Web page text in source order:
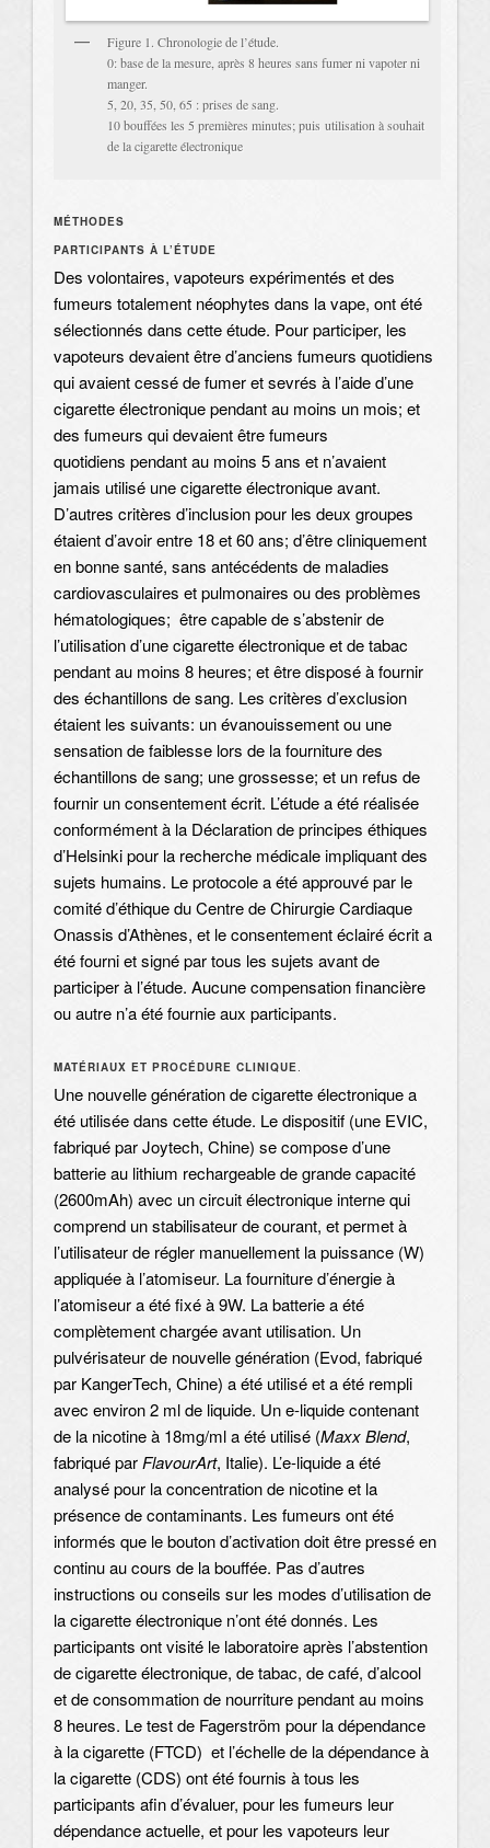
Figure 1. Chronologie de l’étude.
0: base de la mesure, après 8 heures sans fumer ni vapoter ni
manger.
5, 20, 35, 50, 65 : prises de sang.
10 bouffées les 5 premières minutes; puis utilisation à souhait
de la cigarette électronique
MÉTHODES
PARTICIPANTS À L’ÉTUDE
Des volontaires, vapoteurs expérimentés et des
fumeurs totalement néophytes dans la vape, ont été
sélectionnés dans cette étude. Pour participer, les
vapoteurs devaient être d’anciens fumeurs quotidiens
qui avaient cessé de fumer et sevrés à l’aide d’une
cigarette électronique pendant au moins un mois; et
des fumeurs qui devaient être fumeurs
quotidiens pendant au moins 5 ans et n’avaient
jamais utilisé une cigarette électronique avant.
D’autres critères d’inclusion pour les deux groupes
étaient d’avoir entre 18 et 60 ans; d’être cliniquement
en bonne santé, sans antécédents de maladies
cardiovasculaires et pulmonaires ou des problèmes
hématologiques; être capable de s’abstenir de
l’utilisation d’une cigarette électronique et de tabac
pendant au moins 8 heures; et être disposé à fournir
des échantillons de sang. Les critères d’exclusion
étaient les suivants: un évanouissement ou une
sensation de faiblesse lors de la fourniture des
échantillons de sang; une grossesse; et un refus de
fournir un consentement écrit. L’étude a été réalisée
conformément à la Déclaration de principes éthiques
d’Helsinki pour la recherche médicale impliquant des
sujets humains. Le protocole a été approuvé par le
comité d’éthique du Centre de Chirurgie Cardiaque
Onassis d’Athènes, et le consentement éclairé écrit a
été fourni et signé par tous les sujets avant de
participer à l’étude. Aucune compensation financière
ou autre n’a été fournie aux participants.
MATÉRIAUX ET PROCÉDURE CLINIQUE.
Une nouvelle génération de cigarette électronique a
été utilisée dans cette étude. Le dispositif (une EVIC,
fabriqué par Joytech, Chine) se compose d’une
batterie au lithium rechargeable de grande capacité
(2600mAh) avec un circuit électronique interne qui
comprend un stabilisateur de courant, et permet à
l’utilisateur de régler manuellement la puissance (W)
appliquée à l’atomiseur. La fourniture d’énergie à
l’atomiseur a été fixé à 9W. La batterie a été
complètement chargée avant utilisation. Un
pulvérisateur de nouvelle génération (Evod, fabriqué
par KangerTech, Chine) a été utilisé et a été rempli
avec environ 2 ml de liquide. Un e-liquide contenant
de la nicotine à 18mg/ml a été utilisé (Maxx Blend,
fabriqué par FlavourArt, Italie). L’e-liquide a été
analysé pour la concentration de nicotine et la
présence de contaminants. Les fumeurs ont été
informés que le bouton d’activation doit être pressé en
continu au cours de la bouffée. Pas d’autres
instructions ou conseils sur les modes d’utilisation de
la cigarette électronique n’ont été donnés. Les
participants ont visité le laboratoire après l’abstention
de cigarette électronique, de tabac, de café, d’alcool
et de consommation de nourriture pendant au moins
8 heures. Le test de Fagerström pour la dépendance
à la cigarette (FTCD) et l’échelle de la dépendance à
la cigarette (CDS) ont été fournis à tous les
participants afin d’évaluer, pour les fumeurs leur
dépendance actuelle, et pour les vapoteurs leur